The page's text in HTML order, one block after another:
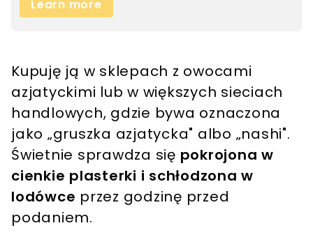
Kupuję ją w sklepach z owocami
azjatyckimi lub w większych sieciach
handlowych, gdzie bywa oznaczona
jako „gruszka azjatycka" albo „nashi".
Świetnie sprawdza się pokrojona w
cienkie plasterki i schłodzona w
lodówce przez godzinę przed
podaniem.